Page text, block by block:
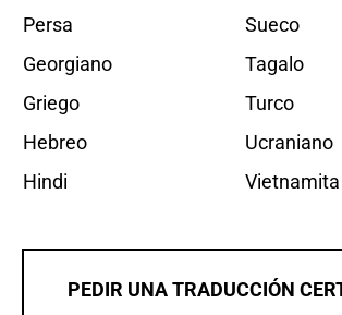
Persa
Georgiano
Griego
Hebreo
Hindi
Sueco
Tagalo
Turco
Ucraniano
Vietnamita
PEDIR UNA TRADUCCIÓN